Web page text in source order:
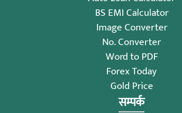
BS EMI Calculator
Image Converter
No. Converter
Word to PDF
Forex Today
Gold Price
सम्पर्क